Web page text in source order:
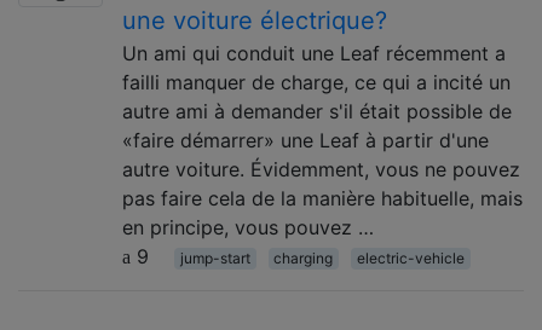
une voiture électrique?
Un ami qui conduit une Leaf récemment a
failli manquer de charge, ce qui a incité un
autre ami à demander s'il était possible de
«faire démarrer» une Leaf à partir d'une
autre voiture. Évidemment, vous ne pouvez
pas faire cela de la manière habituelle, mais
en principe, vous pouvez …
9
jump-start charging electric-vehicle